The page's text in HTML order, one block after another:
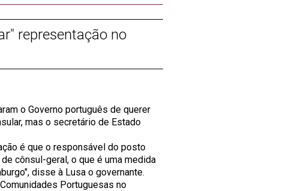
representação no
o Governo português de querer
mas o secretário de Estado
é que o responsável do posto
cônsul-geral, o que é uma medida
disse à Lusa o governante.
Portuguesas no